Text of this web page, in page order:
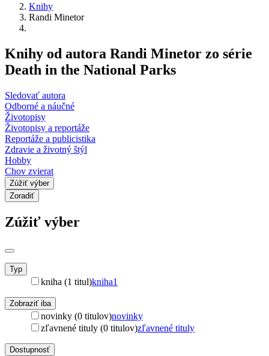
Knihy
Randi Minetor
Knihy od autora Randi Minetor zo série
Death in the National Parks
Sledovať autora
Odborné a náučné
Životopisy
Životopisy a reportáže
Reportáže a publicistika
Zdravie a životný štýl
Hobby
Chov zvierat
Zúžiť výber
Zoradiť
Zúžiť výber
Typ
kniha (1 titul)kniha1
Zobraziť iba
novinky (0 titulov)novinky
zľavnené tituly (0 titulov)zľavnené tituly
Dostupnosť